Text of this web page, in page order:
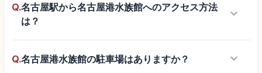
Q.名古屋駅から名古屋港水族館へのアクセス方法
は？
keyboard_arrow_down
Q.名古屋港水族館の駐車場はありますか？ keyboard_arrow_down